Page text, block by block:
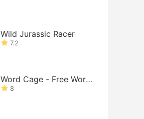
Wild Jurassic Racer
7.2
Word Cage - Free Word
Search
8